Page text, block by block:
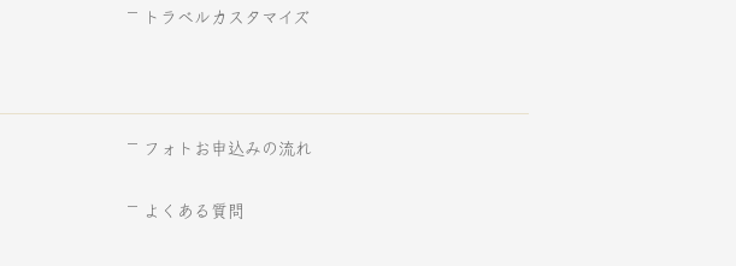
トラベルカスタマイズ
フォトお申込みの流れ
よくある質問